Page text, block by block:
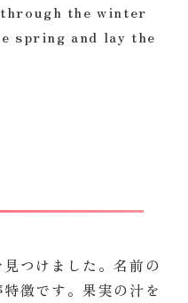
the winter
spring and lay the
つけました。名前の
徴です。果実の汁を